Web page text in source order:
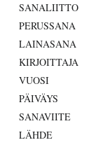
SANALIITTO
PERUSSANA
LAINASANA
KIRJOITTAJA
VUOSI
PÄIVÄYS
SANAVIITE
LÄHDE